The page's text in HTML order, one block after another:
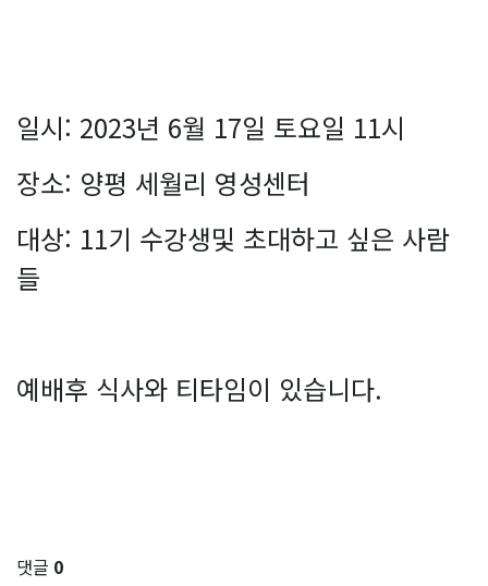
일시: 2023년 6월 17일 토요일 11시
장소: 양평 세월리 영성센터
대상: 11기 수강생및 초대하고 싶은 사람
들
예배후 식사와 티타임이 있습니다.
댓글 0